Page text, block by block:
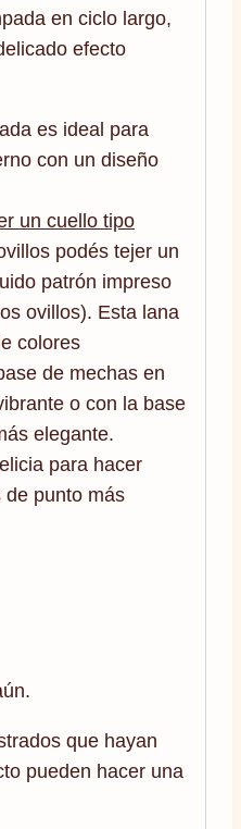
en ciclo largo,
efecto
es ideal para
con un diseño
un cuello tipo
podés tejer un
patrón impreso
ovillos). Esta lana
colores
de mechas en
o con la base
elegante.
para hacer
de punto más
que hayan
pueden hacer una